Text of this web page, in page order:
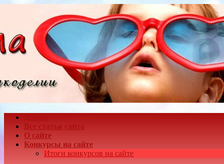
Все статьи сайта
О сайте
Конкурсы на сайте
Итоги конкурсов на сайте